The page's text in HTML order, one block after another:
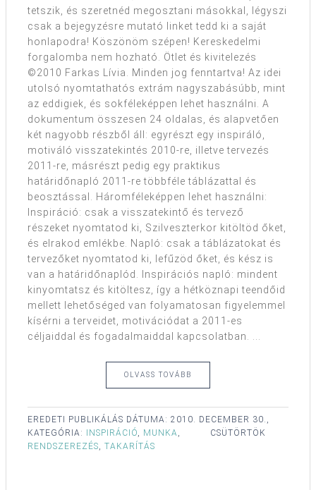
tetszik, és szeretnéd megosztani másokkal, légyszi
csak a bejegyzésre mutató linket tedd ki a saját
honlapodra! Köszönöm szépen! Kereskedelmi
forgalomba nem hozható. Ötlet és kivitelezés
©2010 Farkas Lívia. Minden jog fenntartva! Az idei
utolsó nyomtathatós extrám nagyszabásúbb, mint
az eddigiek, és sokféleképpen lehet használni. A
dokumentum összesen 24 oldalas, és alapvetően
két nagyobb részből áll: egyrészt egy inspiráló,
motiváló visszatekintés 2010-re, illetve tervezés
2011-re, másrészt pedig egy praktikus
határidőnapló 2011-re többféle táblázattal és
beosztással. Háromféleképpen lehet használni:
Inspiráció: csak a visszatekintő és tervező
részeket nyomtatod ki, Szilveszterkor kitöltöd őket,
és elrakod emlékbe. Napló: csak a táblázatokat és
tervezőket nyomtatod ki, lefűzöd őket, és kész is
van a határidőnaplód. Inspirációs napló: mindent
kinyomtatsz és kitöltesz, így a hétköznapi teendőid
mellett lehetőséged van folyamatosan figyelemmel
kísérni a terveidet, motivációdat a 2011-es
céljaiddal és fogadalmaiddal kapcsolatban. ...
OLVASS TOVÁBB
EREDETI PUBLIKÁLÁS DÁTUMA: 2010. DECEMBER 30.,
CSÜTÖRTÖK
KATEGÓRIA: INSPIRÁCIÓ, MUNKA,
RENDSZEREZÉS, TAKARÍTÁS